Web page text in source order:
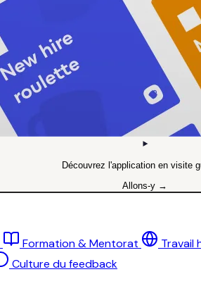
Découvrez l'application en visite
Allons-y →
Formation & Mentorat
Travail
Culture du feedback